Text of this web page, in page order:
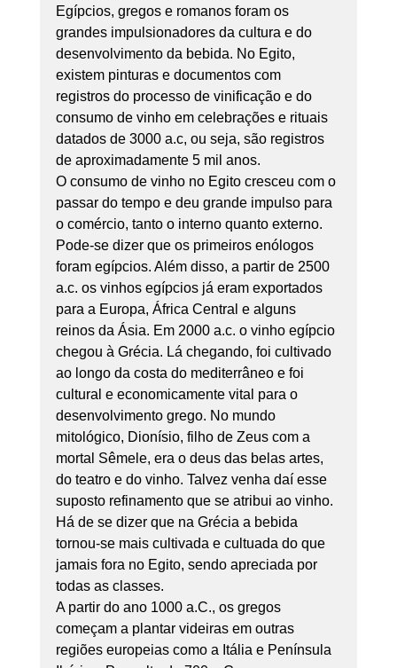
Egípcios, gregos e romanos foram os
grandes impulsionadores da cultura e do
desenvolvimento da bebida. No Egito,
existem pinturas e documentos com
registros do processo de vinificação e do
consumo de vinho em celebrações e rituais
datados de 3000 a.c, ou seja, são registros
de aproximadamente 5 mil anos.
O consumo de vinho no Egito cresceu com o
passar do tempo e deu grande impulso para
o comércio, tanto o interno quanto externo.
Pode-se dizer que os primeiros enólogos
foram egípcios. Além disso, a partir de 2500
a.c. os vinhos egípcios já eram exportados
para a Europa, África Central e alguns
reinos da Ásia. Em 2000 a.c. o vinho egípcio
chegou à Grécia. Lá chegando, foi cultivado
ao longo da costa do mediterrâneo e foi
cultural e economicamente vital para o
desenvolvimento grego. No mundo
mitológico, Dionísio, filho de Zeus com a
mortal Sêmele, era o deus das belas artes,
do teatro e do vinho. Talvez venha daí esse
suposto refinamento que se atribui ao vinho.
Há de se dizer que na Grécia a bebida
tornou-se mais cultivada e cultuada do que
jamais fora no Egito, sendo apreciada por
todas as classes.
A partir do ano 1000 a.C., os gregos
começam a plantar videiras em outras
regiões europeias como a Itália e Península